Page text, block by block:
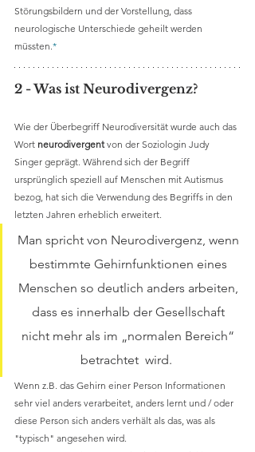
Störungsbildern und der Vorstellung, dass
neurologische Unterschiede geheilt werden
müssten. *
2 - Was ist Neurodivergenz?
Wie der Überbegriff Neurodiversität wurde auch das
Wort neurodivergent von der Soziologin Judy
Singer geprägt. Während sich der Begriff
ursprünglich speziell auf Menschen mit Autismus
bezog, hat sich die Verwendung des Begriffs in den
letzten Jahren erheblich erweitert.
Man spricht von Neurodivergenz, wenn
bestimmte Gehirnfunktionen eines
Menschen so deutlich anders arbeiten,
dass es innerhalb der Gesellschaft
nicht mehr als im „normalen Bereich“
betrachtet  wird.
Wenn z.B. das Gehirn einer Person Informationen
sehr viel anders verarbeitet, anders lernt und / oder
diese Person sich anders verhält als das, was als
"typisch" angesehen wird.